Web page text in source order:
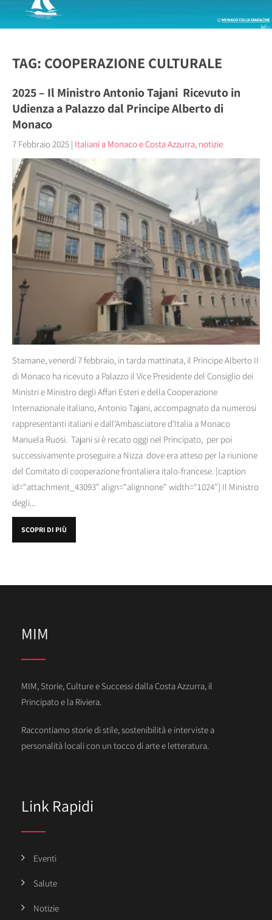
TAG: COOPERAZIONE CULTURALE
2025 – Il Ministro Antonio Tajani Ricevuto in
Udienza a Palazzo dal Principe Alberto di
Monaco
7 Febbraio 2025 | Italiani a Monaco e Costa Azzurra, notizie
Stamane, venerdí 7 febbraio, in tarda mattinata, il Principe Alberto II
di Monaco ha ricevuto a Palazzo il Vice Presidente del Consiglio dei
Ministri e Ministro degli Affari Esteri e della Cooperazione
Internazionale italiano, Antonio Tajani, accompagnato da numerosi
rappresentanti italiani e dall'Ambasciatore d'Italia a Monaco
Manuela Ruosi. Tajani si è recato oggi nel Principato, per poi
successivamente proseguire a Nizza dove era atteso per la riunione
del Comitato di cooperazione frontaliera italo-francese. [caption
id="attachment_43093" align="alignnone" width="1024"] Il Ministro
degli...
SCOPRI DI PIÙ
MIM
MIM, Storie, Culture e Successi dalla Costa Azzurra, il
Principato e la Riviera.
Raccontiamo storie di stile, sostenibilità e interviste a
personalità locali con un tocco di arte e letteratura.
Link Rapidi
Eventi
Salute
Notizie